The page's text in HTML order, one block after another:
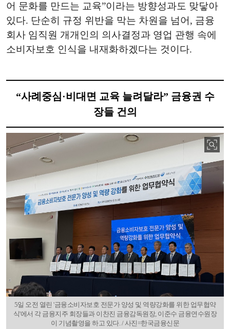
어 문화를 만드는 교육”이라는 방향성과도 맞닿아
있다. 단순히 규정 위반을 막는 차원을 넘어, 금융
회사 임직원 개개인의 의사결정과 영업 관행 속에
소비자보호 인식을 내재화하겠다는 것이다.
“사례중심·비대면 교육 늘려달라” 금융권 수
장들 건의
5일 오전 열린 '금융소비자보호 전문가 양성 및 역량강화를 위한 업무협약
식'에서 각 금융지주 회장들과 이찬진 금융감독원장, 이준수 금융연수원장
이 기념촬영을 하고 있다. / 사진=한국금융신문